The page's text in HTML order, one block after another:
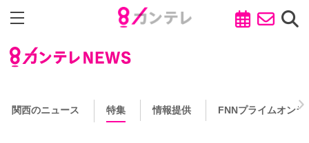
関西のニュース 特集 情報提供 FNNプライムオンラ